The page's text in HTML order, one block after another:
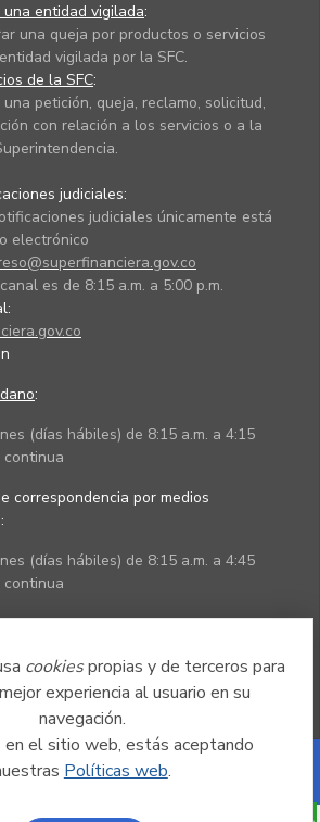
cookiespropias y de terceros para
experiencia al usuario en su
navegación.
en el sitio web, estás aceptando
Políticas web.
entidad vigilada:
una queja por productos o servicios
vigilada por la SFC.
de la SFC:
petición, queja, reclamo, solicitud,
con relación a los servicios o a la
judiciales:
judiciales únicamente está
electrónico
es de 8:15 a.m. a 5:00 p.m.
:
(días hábiles) de 8:15 a.m. a 4:15
continua
correspondencia por medios
(días hábiles) de 8:15 a.m. a 4:45
continua
Powered by Nexura